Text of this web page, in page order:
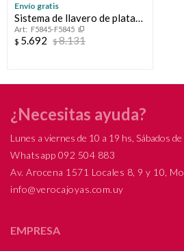
Envío gratis
Sistema de llavero de plata
925, medidas largo 3,6cm
ancho 2,8cm, eslabón
F5845-F5845
$ 5.692 $8.131
¿Necesitas ayuda?
Lunes a viernes de 10 a 19 hs, Sábados
Whatsapp 092 504 883
Av. Arocena 1571 Locales 8, 9 y 10,
info@verocajoyas.com.uy
EMPRESA